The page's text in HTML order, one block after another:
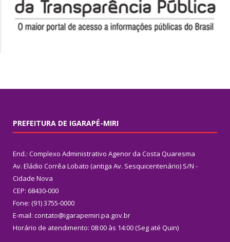
PREFEITURA DE IGARAPÉ-MIRI
End.: Complexo Administrativo Agenor da Costa Quaresma
Av. Eládio Corrêa Lobato (antiga Av. Sesquicentenário) S/N -
Cidade Nova
CEP: 68430-000
Fone: (91) 3755-0000
E-mail: contato@igarapemiri.pa.gov.br
Horário de atendimento: 08:00 às 14:00 (Seg até Quin)